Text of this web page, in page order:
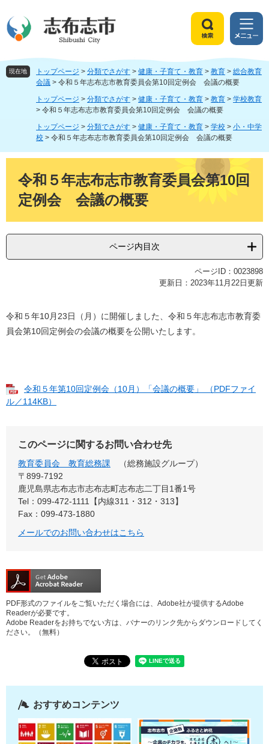
ジ
頭
ュ
飛
索
メ
ニ
ュ
ー
現在地 トップページ > 分類でさがす > 健康・子育て・教育 > 教育 > 総合教育
会議 > 令和５年志布志市教育委員会第10回定例会 会議の概要
トップページ > 分類でさがす > 健康・子育て・教育 > 教育 > 学校教育
> 令和５年志布志市教育委員会第10回定例会 会議の概要
トップページ > 分類でさがす > 健康・子育て・教育 > 学校 > 小・中学
校 > 令和５年志布志市教育委員会第10回定例会 会議の概要
令和５年志布志市教育委員会第10回
定例会 会議の概要
ページ内目次
ページID：0023898
更新日：2023年11月22日更新
令和５年10月23日（月）に開催しました、令和５年志布志市教育委
員会第10回定例会の会議の概要を公開いたします。
令和５年第10回定例会（10月）「会議の概要」 （PDFファイ
ル／114KB）
このページに関するお問い合わせ先
教育委員会 教育総務課
総務施設グループ
〒899-7192
鹿児島県志布志市志布志町志布志二丁目1番1号
Tel：099-472-1111【内線311・312・313】
Fax：099-473-1880
メールでのお問い合わせはこちら
PDF形式のファイルをご覧いただく場合には、Adobe社が提供するAdobe
Readerが必要です。
Adobe Readerをお持ちでない方は、バナーのリンク先からダウンロードしてく
ださい。（無料）
おすすめコンテンツ